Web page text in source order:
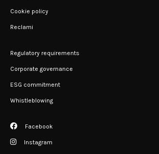
Cookie policy
Reclami
Regulatory requirements
Corporate governance
ESG commitment
Whistleblowing
Facebook
Instagram